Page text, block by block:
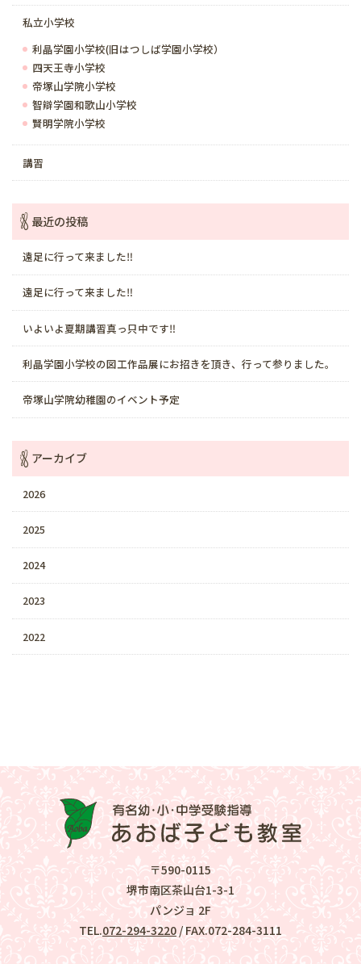
私立小学校
利晶学園小学校(旧はつしば学園小学校）
四天王寺小学校
帝塚山学院小学校
智辯学園和歌山小学校
賢明学院小学校
講習
最近の投稿
遠足に行って来ました‼️
遠足に行って来ました‼️
いよいよ夏期講習真っ只中です‼️
利晶学園小学校の図工作品展にお招きを頂き、行って参りました。
帝塚山学院幼稚園のイベント予定
アーカイブ
2026
2025
2024
2023
2022
〒590-0115
堺市南区茶山台1-3-1
パンジョ 2F
TEL.072-294-3220 / FAX.072-284-3111